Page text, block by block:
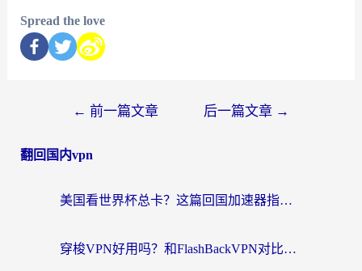
Spread the love
← 前一篇文章 后一篇文章 →
翻回国内vpn
美国看世界杯总卡？这篇回国加速器指南帮你无缝刷国内资源（附苹果手机VPN设置步骤）
穿梭VPN好用吗？和FlashBackVPN对比哪个回国效果更好？